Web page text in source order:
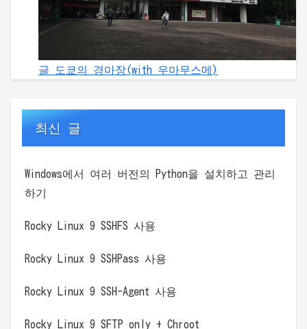
글 도쿄의 경마장(with 우마무스메)
최신 글
Windows에서 여러 버전의 Python을 설치하고 관리
하기
Rocky Linux 9 SSHFS 사용
Rocky Linux 9 SSHPass 사용
Rocky Linux 9 SSH-Agent 사용
Rocky Linux 9 SFTP only + Chroot